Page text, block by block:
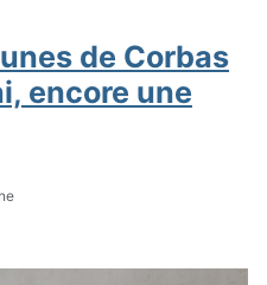
de Corbas
encore une